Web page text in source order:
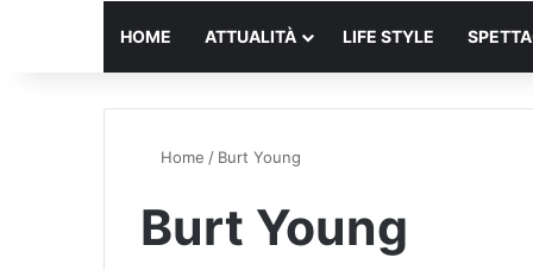
HOME ATTUALITÀ LIFE STYLE
Home / Burt Young
Burt Young